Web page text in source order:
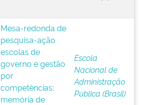
Mesa-redonda de
pesquisa-ação
escolas de
governo e gestão
por
competências:
memória de
Escola
Nacional de
Administração
Pública (Brasil)